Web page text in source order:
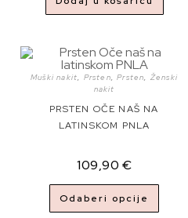
Muški nakit, Prsten,Prsten, Ženski
nakit
PRSTEN OČE NAŠ NA
LATINSKOM PNLA
109,90 €
Odaberi opcije